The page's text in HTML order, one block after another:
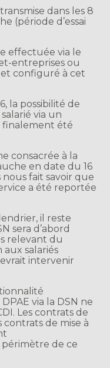
dans les 8
(période d’essai
effectuée via le
entreprises ou
configuré à cet
la possibilité de
via un
finalement été
consacrée à la
en date du 16
fait savoir que
a été reportée
il reste
sera d’abord
relevant du
aux salariés
intervenir
via la DSN ne
Les contrats de
de mise à
de ce